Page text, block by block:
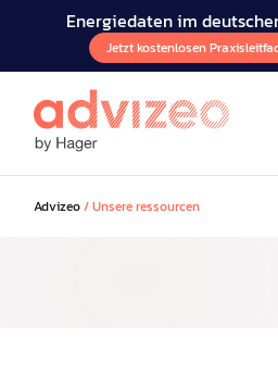
Energiedaten im
Jetzt kostenlosen
Advizeo/Unsere ressourcen